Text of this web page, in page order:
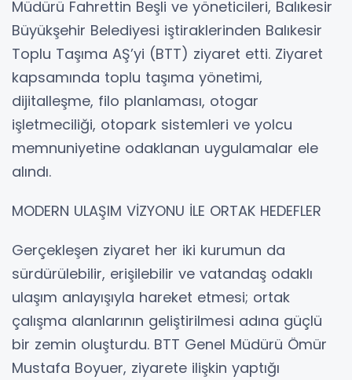
Müdürü Fahrettin Beşli ve yöneticileri, Balıkesir
Büyükşehir Belediyesi iştiraklerinden Balıkesir
Toplu Taşıma AŞ’yi (BTT) ziyaret etti. Ziyaret
kapsamında toplu taşıma yönetimi,
dijitalleşme, filo planlaması, otogar
işletmeciliği, otopark sistemleri ve yolcu
memnuniyetine odaklanan uygulamalar ele
alındı.
MODERN ULAŞIM VİZYONU İLE ORTAK HEDEFLER
Gerçekleşen ziyaret her iki kurumun da
sürdürülebilir, erişilebilir ve vatandaş odaklı
ulaşım anlayışıyla hareket etmesi; ortak
çalışma alanlarının geliştirilmesi adına güçlü
bir zemin oluşturdu. BTT Genel Müdürü Ömür
Mustafa Boyuer, ziyarete ilişkin yaptığı